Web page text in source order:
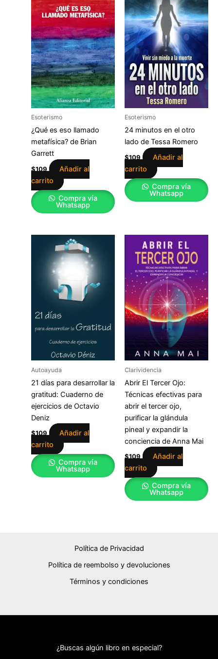
Esoterismo
¿Qué es eso llamado
metafísica? de Brian
Garrett
$109
Añadir al
carrito
Compra vía
Whatsapp
Esoterismo
24 minutos en el otro
lado de Tessa Romero
$109
Añadir al
carrito
Compra vía
Whatsapp
Autoayuda
21 días para desarrollar la
gratitud: Cuaderno de
ejercicios de Octavio
Deniz
$109
Añadir al
carrito
Compra vía
Whatsapp
Clarividencia
Abrir El Tercer Ojo:
Técnicas efectivas para
abrir el tercer ojo,
purificar la glándula
pineal y expandir la
conciencia de Anna Mai
$109
Añadir al
carrito
Compra vía
Whatsapp
Política de Privacidad
Política de reembolso y devoluciones
Términos y condiciones
¿Buscas algún libro en especial?